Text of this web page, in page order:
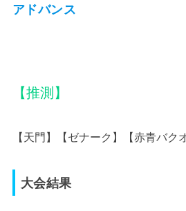
アドバンス
【推測】
【天門】【ゼナーク】【赤青バク
大会結果